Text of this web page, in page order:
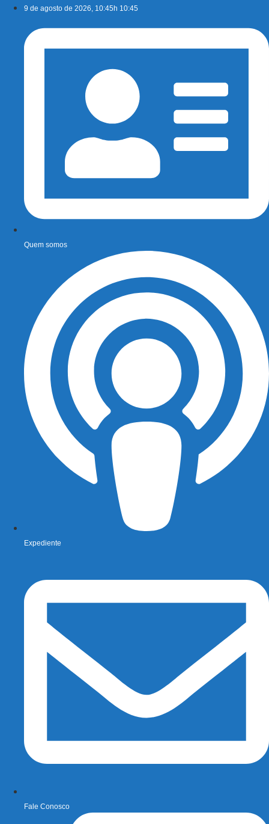
conteúdo
9 de agosto de 2026, 10:45h 10:45
Quem somos
Expediente
Fale Conosco